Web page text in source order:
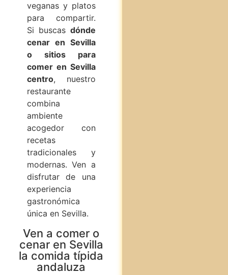
veganas y platos
para compartir.
Si buscas dónde
cenar en Sevilla
o sitios para
comer en Sevilla
centro, nuestro
restaurante
combina
ambiente
acogedor con
recetas
tradicionales y
modernas. Ven a
disfrutar de una
experiencia
gastronómica
única en Sevilla.
Ven a comer o
cenar en Sevilla
la comida típida
andaluza